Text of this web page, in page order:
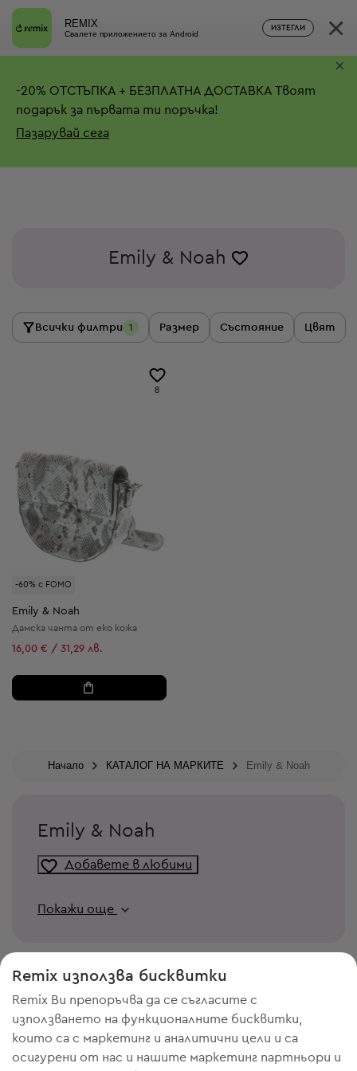
REMIX
Свалете приложението за Android
ИЗТЕГЛИ ×
-20% ОТСТЪПКА + БЕЗПЛАТНА ДОСТАВКА Твоят
подарък за първата ти поръчка!
Пазарувай сега
×
Emily & Noah
Всички филтри 1 Размер Състояние Цвят
-60% с FOMO
8
Emily & Noah
Дамска чанта от еко кожа
16,00 € / 31,29 лв.
Начало КАТАЛОГ НА МАРКИТЕ Emily & Noah
Emily & Noah
Добавете в любими
Покажи още
Remix използва бисквитки
Remix Ви препоръчва да се съгласите с
използването на функционалните бисквитки,
които са с маркетинг и аналитични цели и са
осигурени от нас и нашите маркетинг партньори и